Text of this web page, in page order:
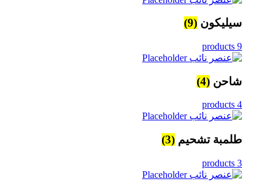
سيليكون (9)
9 products
شاحن (4)
4 products
طلمبة تشحيم (3)
3 products